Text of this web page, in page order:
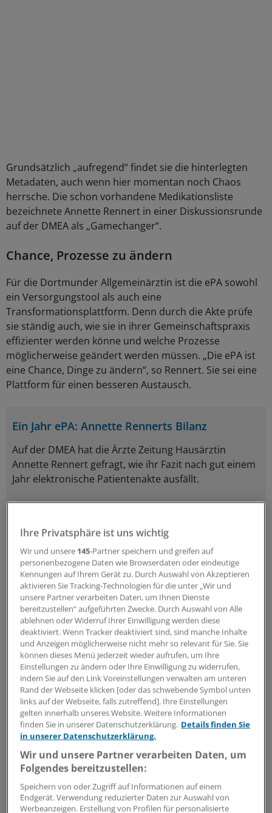
Grundsätzlich „aufregend“ findet sie die hinterlegten
Metadaten, auch wenn hier momentan noch Chaos
herrsche. Die schon vorhandene Medikationsliste
bezeichnete Annette Rennert in einer Diskussionsrunde
auf der DMEA als „Gamechanger“.
Chance, Prozesse zu ändern
Für die Dortmunder Allgemeinärztin ist die ePA sowohl
ein Versorgungstool als auch eine
Transformationsplattform. Denn durch die Akte prüfe
sie ständig auch, wie sie in ihrer Gemeinschaftspraxis
effizienter werden könne und welche Prozesse
möglicherweise geändert werden müssen. „Die ePA ist
eine Chance, Dinge zu ändern“, so Rennert. Sie sei eine
Plattform für einen besseren Austausch.
Ein Jahr ePA: Annette Rennerts Bilanz
Auf der DMEA hat die Ärzte Zeitung Hausärztin
Annette Rennert gefragt, wie ihr Fazit nach gut einem
Jahr elektronische Patientenakte ausfällt.
Die ePA als Versorgungsplattform im Praxisalltag
nutzbar machen zu können: Viele Kolleginnen und
Kollegen können gleichzeitig auf Medikationslisten
und Befunde zugreifen. Das stärkt die gemeinsame
Patientenversorgung und macht Mut für die nächsten
Schritte.
Was nervt immer noch?
Uneinheitlich und unklar benannte PDF-Dokumente
sowie zu wenig strukturierte, durchsuchbare Daten.
Lehren / Veränderungen nach einem Jahr?
Wir passen unsere Prozesse, den Umgang mit Daten
und unsere Workflows konsequent an. Schritt für
Schritt lernen wir, die ePA als verlässliches
Versorgungswerkzeug für die Zukunft zu etablieren.
Ihre Privatsphäre ist uns wichtig
Wir und unsere 145-Partner speichern und greifen auf
personenbezogene Daten wie Browserdaten oder eindeutige
Kennungen auf Ihrem Gerät zu. Durch Auswahl von Akzeptieren
aktivieren Sie Tracking-Technologien für die unter „Wir und
unsere Partner verarbeiten Daten, um Ihnen Dienste
bereitzustellen“ aufgeführten Zwecke. Durch Auswahl von Alle
ablehnen oder Widerruf Ihrer Einwilligung werden diese
deaktiviert. Wenn Tracker deaktiviert sind, sind manche Inhalte
und Anzeigen möglicherweise nicht mehr so relevant für Sie. Sie
können dieses Menü jederzeit wieder aufrufen, um Ihre
Einstellungen zu ändern oder Ihre Einwilligung zu widerrufen,
indem Sie auf den Link Voreinstellungen verwalten am unteren
Rand der Webseite klicken [oder das schwebende Symbol unten
links auf der Webseite, falls zutreffend]. Ihre Einstellungen
gelten innerhalb unseres Website. Weitere Informationen
finden Sie in unserer Datenschutzerklärung. Details finden Sie
in unserer Datenschutzerklärung.
Wir und unsere Partner verarbeiten Daten, um
Folgendes bereitzustellen:
Speichern von oder Zugriff auf Informationen auf einem
Endgerät. Verwendung reduzierter Daten zur Auswahl von
Werbeanzeigen. Erstellung von Profilen für personalisierte